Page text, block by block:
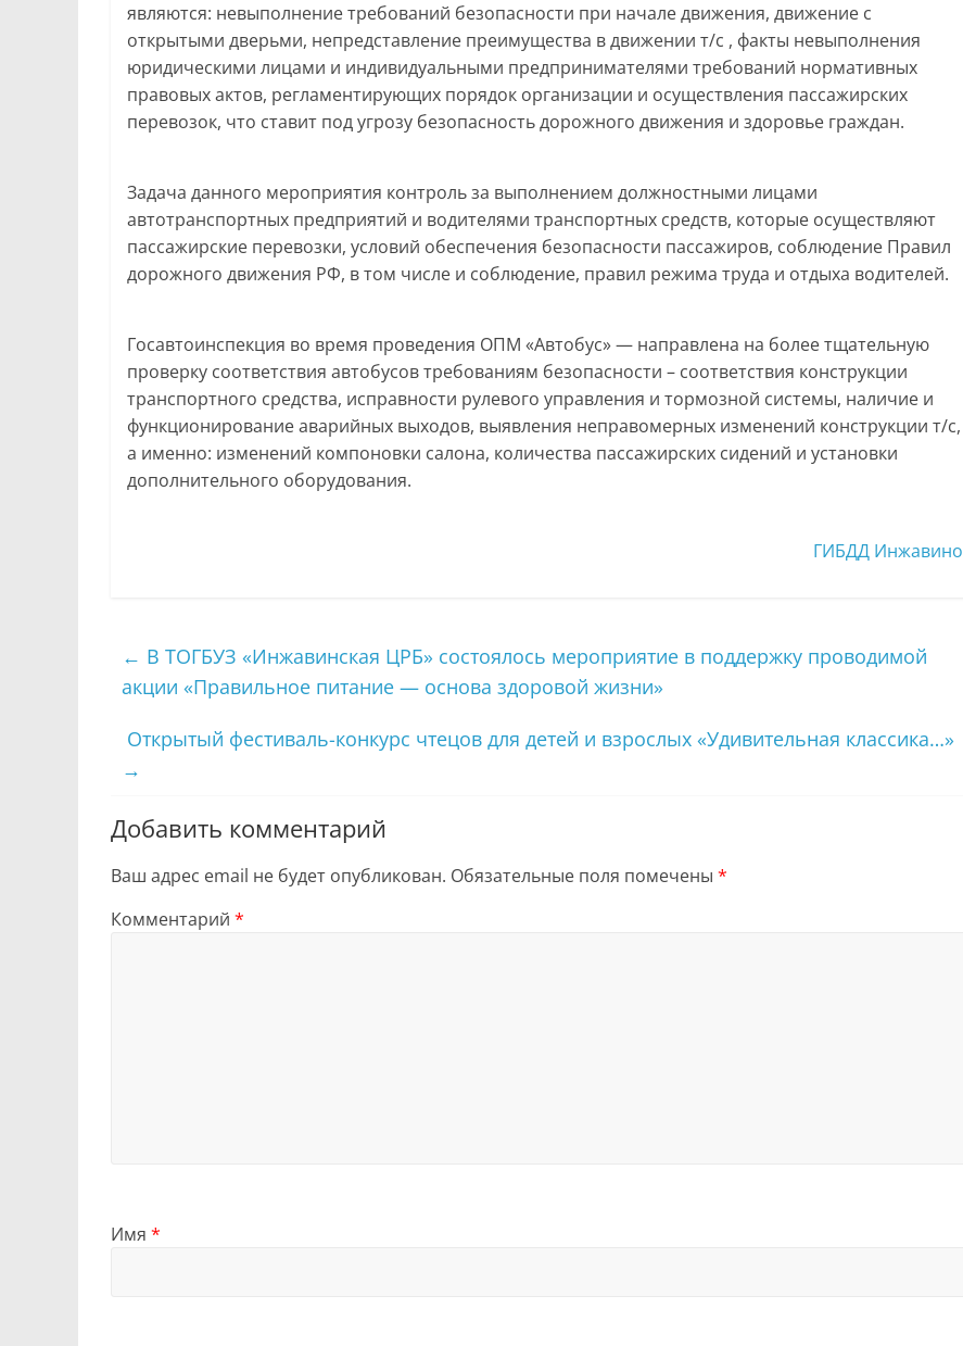
являются: невыполнение требований безопасности при начале движения, движение с
открытыми дверьми, непредставление преимущества в движении т/с , факты невыполнения
юридическими лицами и индивидуальными предпринимателями требований нормативных
правовых актов, регламентирующих порядок организации и осуществления пассажирских
перевозок, что ставит под угрозу безопасность дорожного движения и здоровье граждан.
Задача данного мероприятия контроль за выполнением должностными лицами
автотранспортных предприятий и водителями транспортных средств, которые осуществляют
пассажирские перевозки, условий обеспечения безопасности пассажиров, соблюдение Правил
дорожного движения РФ, в том числе и соблюдение, правил режима труда и отдыха водителей.
Госавтоинспекция во время проведения ОПМ «Автобус» — направлена на более тщательную
проверку соответствия автобусов требованиям безопасности – соответствия конструкции
транспортного средства, исправности рулевого управления и тормозной системы, наличие и
функционирование аварийных выходов, выявления неправомерных изменений конструкции т/с,
а именно: изменений компоновки салона, количества пассажирских сидений и установки
дополнительного оборудования.
ГИБДД Инжавино
← В ТОГБУЗ «Инжавинская ЦРБ» состоялось мероприятие в поддержку проводимой
акции «Правильное питание — основа здоровой жизни»
Открытый фестиваль-конкурс чтецов для детей и взрослых «Удивительная классика…»
→
Добавить комментарий
Ваш адрес email не будет опубликован. Обязательные поля помечены *
Комментарий *
Имя *